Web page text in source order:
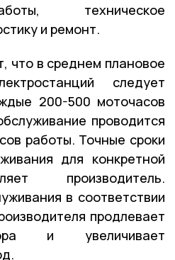
техническое
и ремонт.
что в среднем плановое
следует
200-500 моточасов
проводится
работы. Точные сроки
для конкретной
производитель.
в соответствии
продлевает
и увеличивает